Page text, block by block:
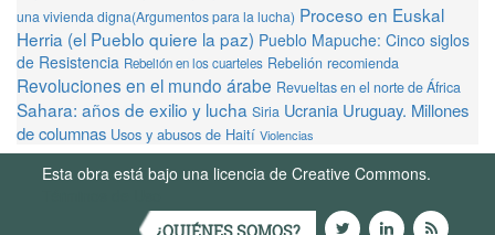
una vivienda digna(Argumentos para la lucha) Proceso en Euskal
Herria (el Pueblo quiere la paz) Pueblo Mapuche: Cinco siglos
de Resistencia Rebelión en los cuarteles Rebelión recomienda
Revoluciones en el mundo árabe Revueltas en el norte de África
Sahara: años de exilio y lucha Siria Ucrania Uruguay. Millones
de columnas Usos y abusos de Haití Violencias
Esta obra está bajo una licencia de Creative Commons.